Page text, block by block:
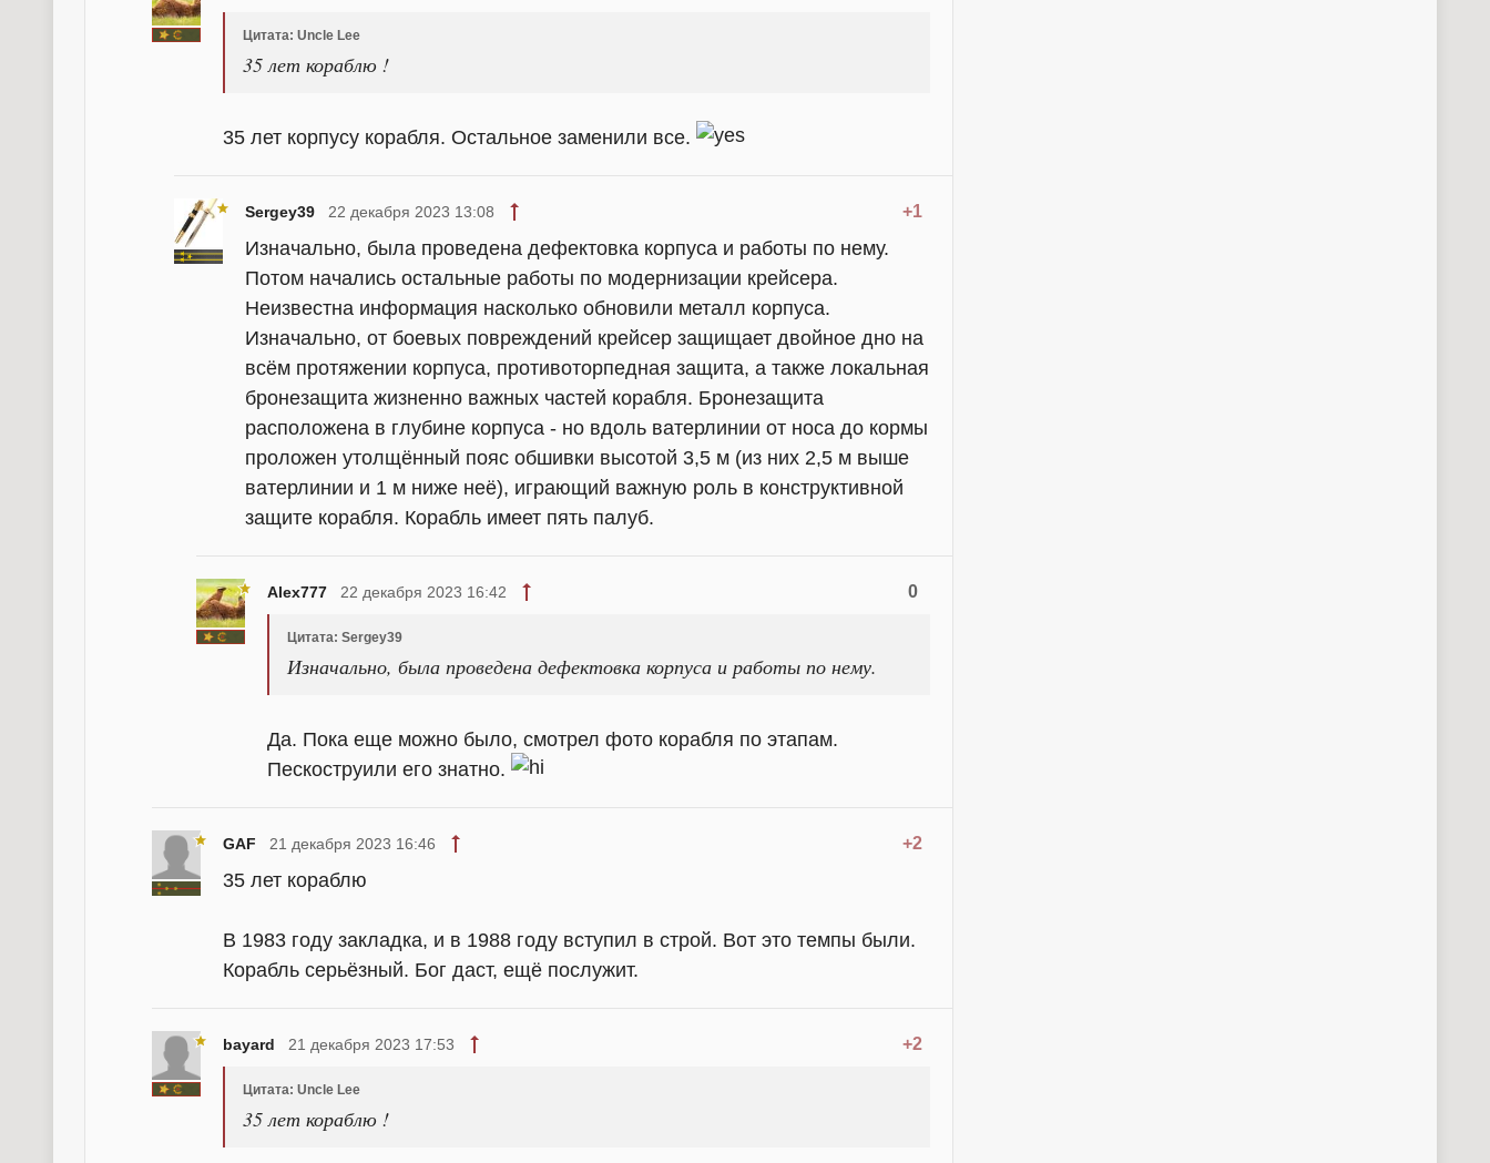
Цитата: Uncle Lee
35 лет кораблю !
35 лет корпусу корабля. Остальное заменили все.
Sergey39 +1
22 декабря 2023 13:08
Изначально, была проведена дефектовка корпуса и работы по нему.
Потом начались остальные работы по модернизации крейсера.
Неизвестна информация насколько обновили металл корпуса.
Изначально, от боевых повреждений крейсер защищает двойное дно на
всём протяжении корпуса, противоторпедная защита, а также локальная
бронезащита жизненно важных частей корабля. Бронезащита
расположена в глубине корпуса - но вдоль ватерлинии от носа до кормы
проложен утолщённый пояс обшивки высотой 3,5 м (из них 2,5 м выше
ватерлинии и 1 м ниже неё), играющий важную роль в конструктивной
защите корабля. Корабль имеет пять палуб.
Alex777 0
22 декабря 2023 16:42
Цитата: Sergey39
Изначально, была проведена дефектовка корпуса и работы по нему.
Да. Пока еще можно было, смотрел фото корабля по этапам.
Пескоструили его знатно.
GAF +2
21 декабря 2023 16:46
35 лет кораблю
В 1983 году закладка, и в 1988 году вступил в строй. Вот это темпы были.
Корабль серьёзный. Бог даст, ещё послужит.
bayard +2
21 декабря 2023 17:53
Цитата: Uncle Lee
35 лет кораблю !